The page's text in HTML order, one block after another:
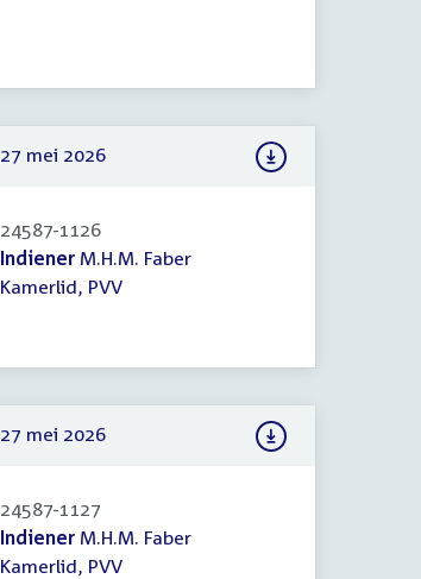
27 mei 2026
24587-1126
IndienerM.H.M. Faber
Kamerlid, PVV
27 mei 2026
24587-1127
IndienerM.H.M. Faber
Kamerlid, PVV